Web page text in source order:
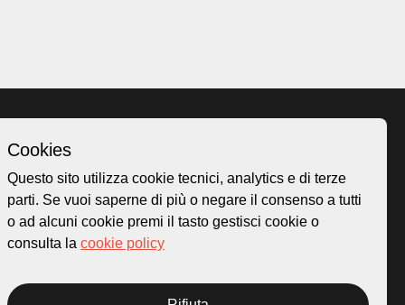
Homepage
Mappa
Storie
Cookies
Questo sito utilizza cookie tecnici, analytics e di terze
parti. Se vuoi saperne di più o negare il consenso a tutti
o ad alcuni cookie premi il tasto gestisci cookie o
consulta la cookie policy